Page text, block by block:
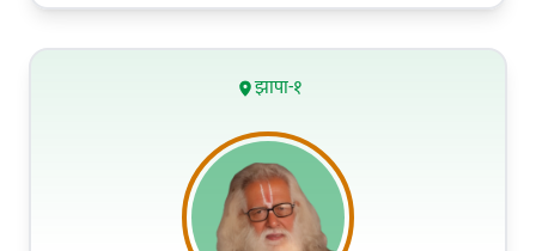
झापा-१